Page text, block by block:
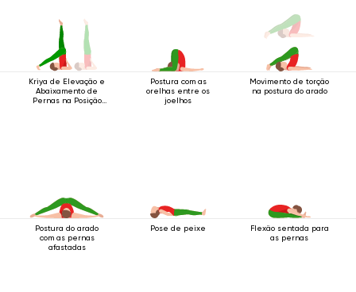
Kriya de Elevação e
Abaixamento de
Pernas na Posição
Postura com as
orelhas entre os
joelhos
Movimento de torção
na postura do arado
Postura do arado
com as pernas
afastadas
Pose de peixe
Flexão sentada para
as pernas